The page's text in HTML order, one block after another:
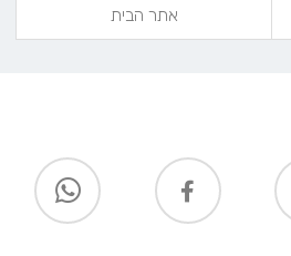
אתר הבית